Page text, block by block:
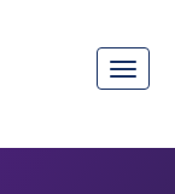
Toggle